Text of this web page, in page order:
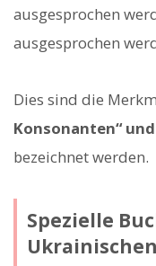
ausgesprochen
ausgesprochen
Dies sind die
Konsonanten“
bezeichnet werden.
Spezielle
Ukrainischen